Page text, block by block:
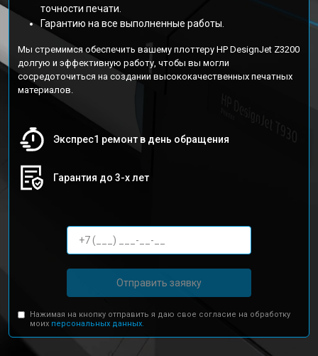
точности печати.
Гарантию на все выполненные работы.
Мы стремимся обеспечить вашему плоттеру HP DesignJet Z3200
долгую и эффективную работу, чтобы вы могли
сосредоточиться на создании высококачественных печатных
материалов.
Экспрес1 ремонт в день обращения
Гарантия до 3-х лет
Отправить заявку
Нажимая на кнопку отправить я даю свое согласие на обработку
моих персональных данных.